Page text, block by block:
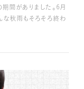
間がありました。6月
な秋雨もそろそろ終わ